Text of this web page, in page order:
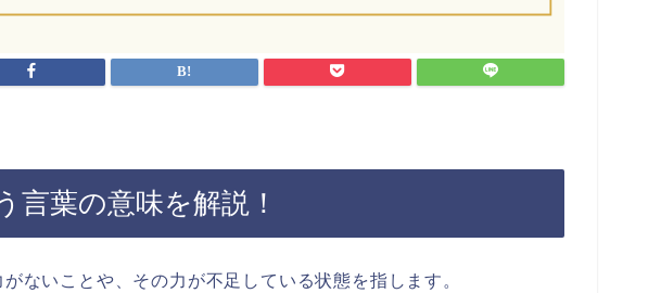
言葉の意味を解説！
ないことや、その力が不足している状態を指します。